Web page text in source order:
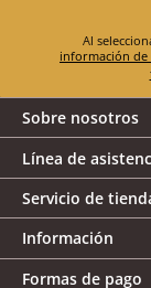
información
Sobre nosotros
Línea de
Servicio de
Información
Formas de pago